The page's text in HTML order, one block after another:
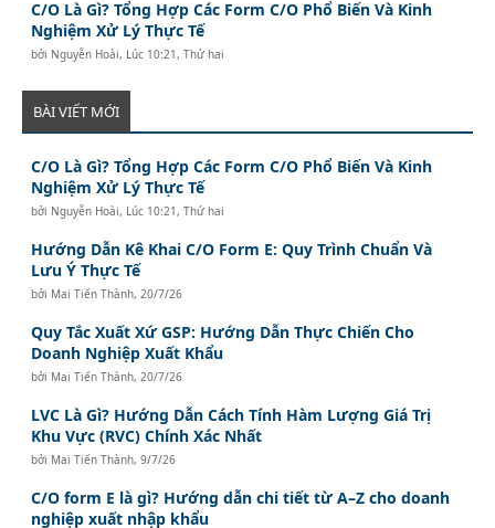
C/O Là Gì? Tổng Hợp Các Form C/O Phổ Biến Và Kinh
Nghiệm Xử Lý Thực Tế
bởi Nguyễn Hoài, Lúc 10:21, Thứ hai
BÀI VIẾT MỚI
C/O Là Gì? Tổng Hợp Các Form C/O Phổ Biến Và Kinh
Nghiệm Xử Lý Thực Tế
bởi Nguyễn Hoài, Lúc 10:21, Thứ hai
Hướng Dẫn Kê Khai C/O Form E: Quy Trình Chuẩn Và
Lưu Ý Thực Tế
bởi Mai Tiến Thành, 20/7/26
Quy Tắc Xuất Xứ GSP: Hướng Dẫn Thực Chiến Cho
Doanh Nghiệp Xuất Khẩu
bởi Mai Tiến Thành, 20/7/26
LVC Là Gì? Hướng Dẫn Cách Tính Hàm Lượng Giá Trị
Khu Vực (RVC) Chính Xác Nhất
bởi Mai Tiến Thành,9/7/26
C/O form E là gì? Hướng dẫn chi tiết từ A–Z cho doanh
nghiệp xuất nhập khẩu